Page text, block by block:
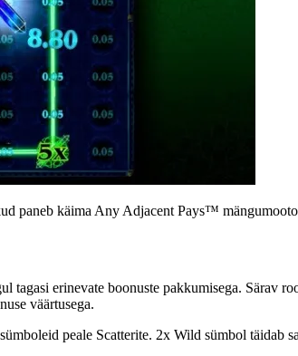
käima Any Adjacent Pays™
erinevate boonuste pakkumisega. Särav
väärtusega.
peale Scatterite. 2x Wild sümbol